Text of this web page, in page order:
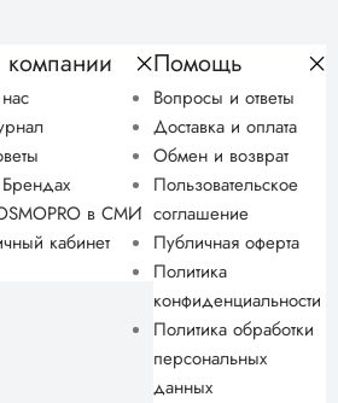
в СМИ
кабинет
Помощь
Вопросы и ответы
Доставка и оплата
Обмен и возврат
Пользовательское
соглашение
Публичная оферта
Политика
конфиденциальности
Политика обработки
персональных
данных